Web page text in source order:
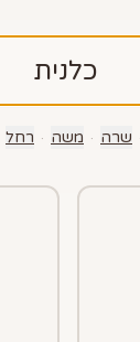
שרה · משה · רחל